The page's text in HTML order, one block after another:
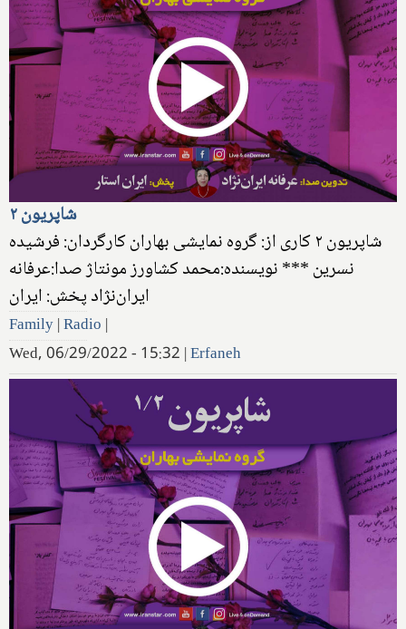
شاپریون ۲
شاپریون ۲ کاری از: گروه نمایشی بهاران کارگردان: فرشیده
نسرین *** نویسنده:محمد کشاورز مونتاژ صدا:عرفانه
ایران‌نژاد پخش: ایران
Family|Radio |
Wed, 06/29/2022 - 15:32 |Erfaneh